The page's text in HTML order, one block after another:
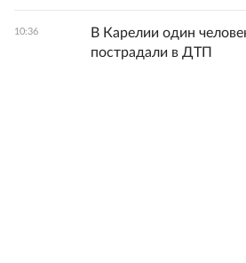
10:36
В Карелии один
пострадали в ДТП